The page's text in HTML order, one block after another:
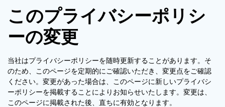
このプライバシーポリシ
ーの変更
当社はプライバシーポリシーを随時更新することがあります。そ
のため、このページを定期的にご確認いただき、変更点をご確認
ください。変更があった場合は、このページに新しいプライバシ
ーポリシーを掲載することによりお知らせいたします。変更は、
このページに掲載された後、直ちに有効となります。